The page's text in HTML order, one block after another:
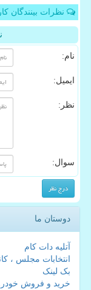
نظرات بینندگان
نام:
ایمیل:
نظر:
سوال:
دوستان ما
آتلیه دات کام
انتخابات مجلس ،
بک لینک
خرید و فروش